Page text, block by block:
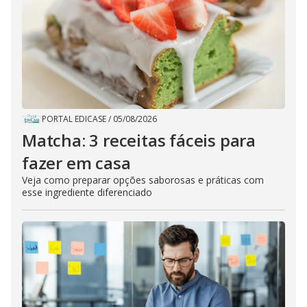
PORTAL EDICASE/ 05/08/2026
Matcha: 3 receitas fáceis para
fazer em casa
Veja como preparar opções saborosas e práticas com
esse ingrediente diferenciado